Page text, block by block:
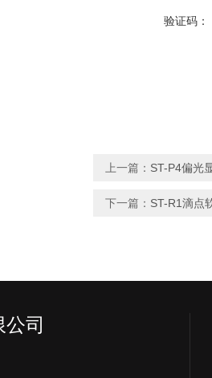
验证码：
上一篇： ST-P4偏光
下一篇： ST-R1滴点
司